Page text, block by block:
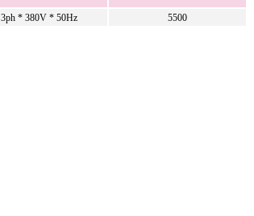
3ph * 380V * 50Hz 5500